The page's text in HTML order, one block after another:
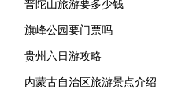
普陀山旅游要多少钱
旗峰公园要门票吗
贵州六日游攻略
内蒙古自治区旅游景点介绍